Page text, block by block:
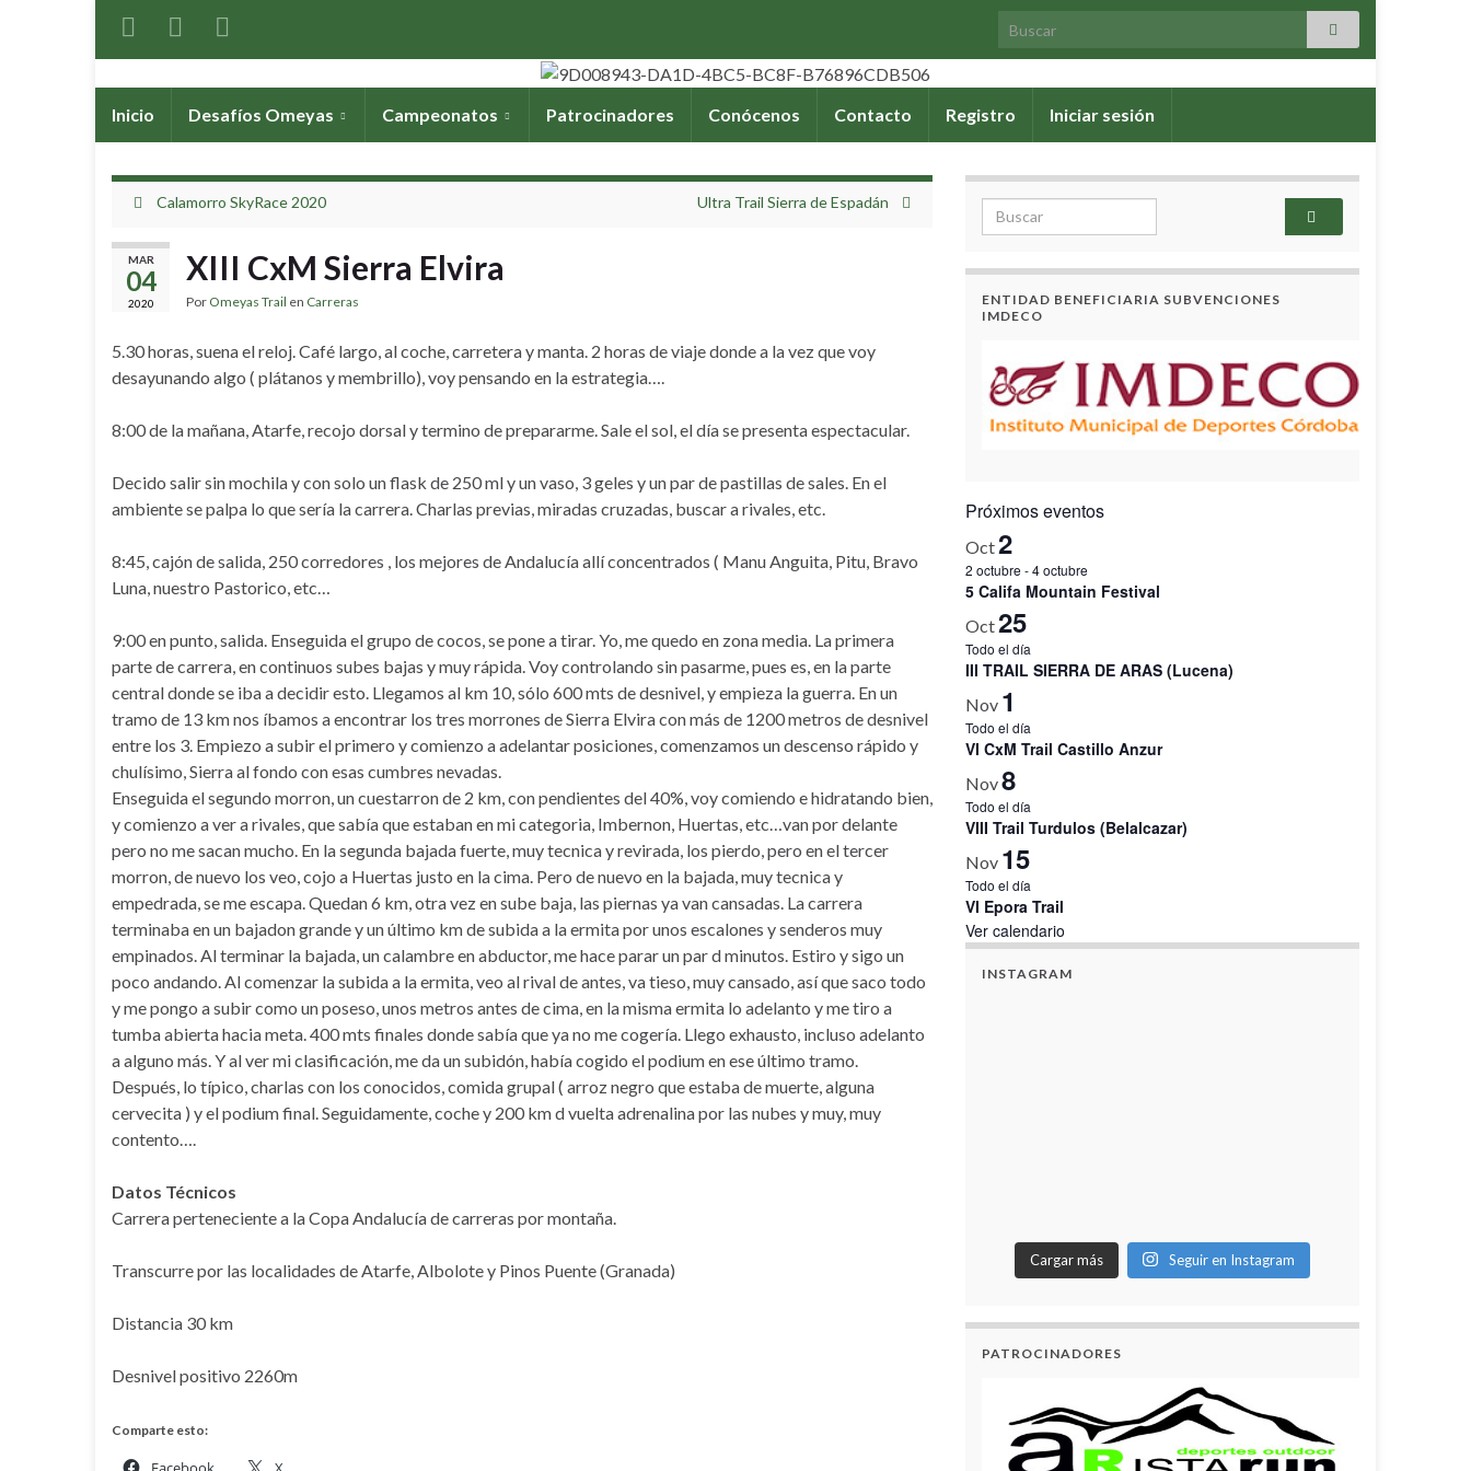
Search for:
Inicio Desafíos Omeyas Campeonatos Patrocinadores Conócenos Contacto Registro Iniciar sesión
Calamorro SkyRace 2020 Ultra Trail Sierra de Espadán
MAR
04
2020
XIII CxM Sierra Elvira
Por Omeyas Trail en Carreras
5.30 horas, suena el reloj. Café largo, al coche, carretera y manta. 2 horas de viaje donde a la vez que voy
desayunando algo ( plátanos y membrillo), voy pensando en la estrategia….
8:00 de la mañana, Atarfe, recojo dorsal y termino de prepararme. Sale el sol, el día se presenta espectacular.
Decido salir sin mochila y con solo un flask de 250 ml y un vaso, 3 geles y un par de pastillas de sales. En el
ambiente se palpa lo que sería la carrera. Charlas previas, miradas cruzadas, buscar a rivales, etc.
8:45, cajón de salida, 250 corredores , los mejores de Andalucía allí concentrados ( Manu Anguita, Pitu, Bravo
Luna, nuestro Pastorico, etc…
9:00 en punto, salida. Enseguida el grupo de cocos, se pone a tirar. Yo, me quedo en zona media. La primera
parte de carrera, en continuos subes bajas y muy rápida. Voy controlando sin pasarme, pues es, en la parte
central donde se iba a decidir esto. Llegamos al km 10, sólo 600 mts de desnivel, y empieza la guerra. En un
tramo de 13 km nos íbamos a encontrar los tres morrones de Sierra Elvira con más de 1200 metros de desnivel
entre los 3. Empiezo a subir el primero y comienzo a adelantar posiciones, comenzamos un descenso rápido y
chulísimo, Sierra al fondo con esas cumbres nevadas.
Enseguida el segundo morron, un cuestarron de 2 km, con pendientes del 40%, voy comiendo e hidratando bien,
y comienzo a ver a rivales, que sabía que estaban en mi categoria, Imbernon, Huertas, etc…van por delante
pero no me sacan mucho. En la segunda bajada fuerte, muy tecnica y revirada, los pierdo, pero en el tercer
morron, de nuevo los veo, cojo a Huertas justo en la cima. Pero de nuevo en la bajada, muy tecnica y
empedrada, se me escapa. Quedan 6 km, otra vez en sube baja, las piernas ya van cansadas. La carrera
terminaba en un bajadon grande y un último km de subida a la ermita por unos escalones y senderos muy
empinados. Al terminar la bajada, un calambre en abductor, me hace parar un par d minutos. Estiro y sigo un
poco andando. Al comenzar la subida a la ermita, veo al rival de antes, va tieso, muy cansado, así que saco todo
y me pongo a subir como un poseso, unos metros antes de cima, en la misma ermita lo adelanto y me tiro a
tumba abierta hacia meta. 400 mts finales donde sabía que ya no me cogería. Llego exhausto, incluso adelanto
a alguno más. Y al ver mi clasificación, me da un subidón, había cogido el podium en ese último tramo.
Después, lo típico, charlas con los conocidos, comida grupal ( arroz negro que estaba de muerte, alguna
cervecita ) y el podium final. Seguidamente, coche y 200 km d vuelta adrenalina por las nubes y muy, muy
contento….
Datos Técnicos
Carrera perteneciente a la Copa Andalucía de carreras por montaña.
Transcurre por las localidades de Atarfe, Albolote y Pinos Puente (Granada)
Distancia 30 km
Desnivel positivo 2260m
Comparte esto:
Search for:
ENTIDAD BENEFICIARIA SUBVENCIONES
IMDECO
Próximos eventos
Oct2
2 octubre -4 octubre
5 Califa Mountain Festival
Oct25
Todo el día
III TRAIL SIERRA DE ARAS (Lucena)
Nov 1
Todo el día
VI CxM Trail Castillo Anzur
Nov8
Todo el día
VIII Trail Turdulos (Belalcazar)
Nov 15
Todo el día
VI Epora Trail
Ver calendario
INSTAGRAM
Cargar más Seguir en Instagram
PATROCINADORES